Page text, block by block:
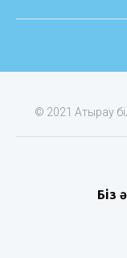
© 2021 Атырау
Біз